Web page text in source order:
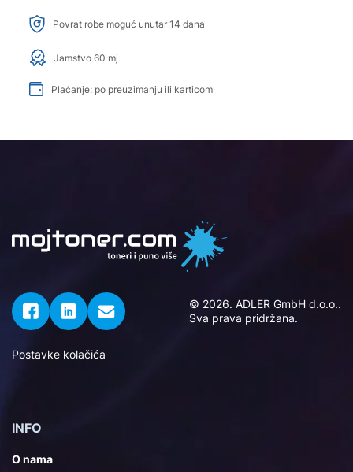
Povrat robe moguć unutar 14 dana
Jamstvo 60 mj
Plaćanje: po preuzimanju ili karticom
© 2026. ADLER GmbH d.o.o..
Sva prava pridržana.
Postavke kolačića
INFO
O nama